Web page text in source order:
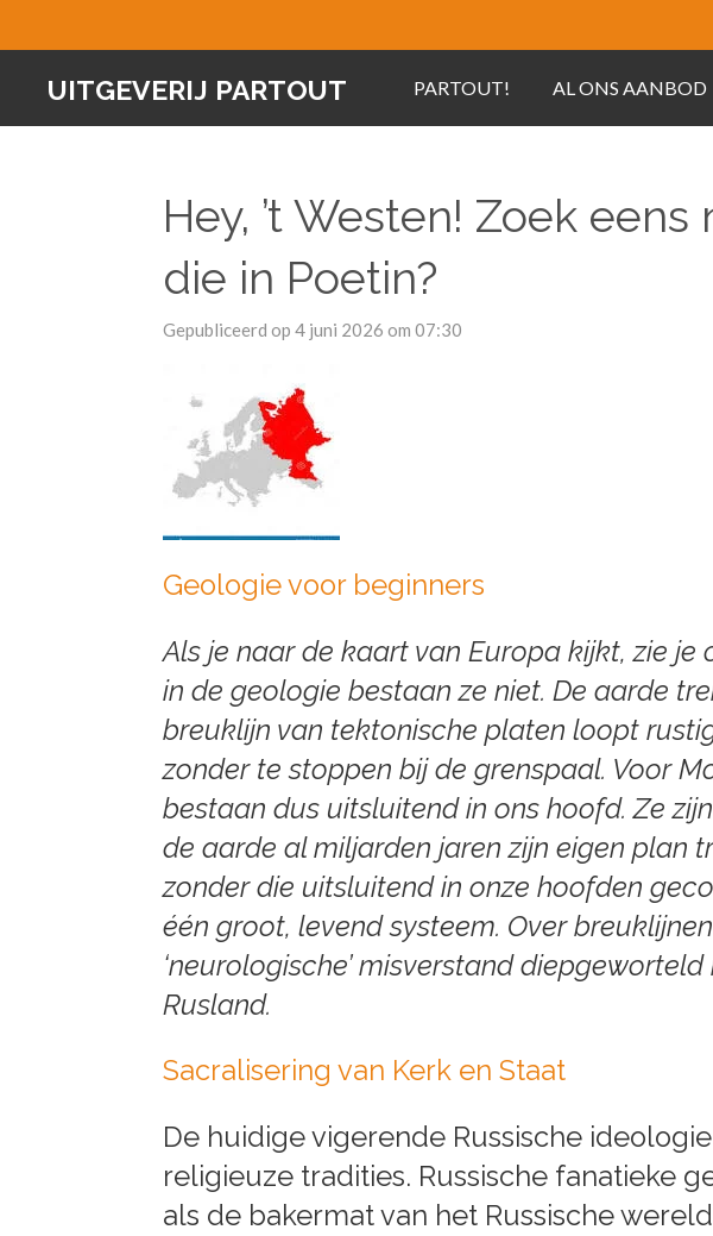
de
UITGEVERIJ PARTOUT PARTOUT! AL ONS AANBOD
Hey, ’t Westen! Zoek
die in Poetin?
Gepubliceerd op 4 juni 2026 om 07:30
Geologie voor beginners
Als je naar de kaart van Europa kijkt, zie je
in de geologie bestaan ze niet. De aarde
breuklijn van tektonische platen loopt
zonder te stoppen bij de grenspaal. Voor
bestaan dus uitsluitend in ons hoofd. Ze
de aarde al miljarden jaren zijn eigen plan
zonder die uitsluitend in onze hoofden
één groot, levend systeem. Over
‘neurologische’ misverstand
Rusland.
Sacralisering van Kerk en Staat
De huidige vigerende Russische
religieuze tradities. Russische fanatieke
als de bakermat van het Russische